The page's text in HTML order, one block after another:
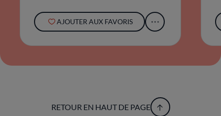
AJOUTER AUX FAVORIS
RETOUR EN HAUT DE PAGE